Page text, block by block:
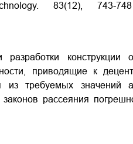
83(12), 743-748
конструкции
приводящие к
из требуемых значений
рассеяния